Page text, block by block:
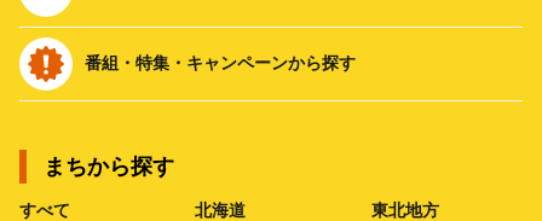
番組・特集・キャンペーンから探す
まちから探す
すべて 北海道 東北地方